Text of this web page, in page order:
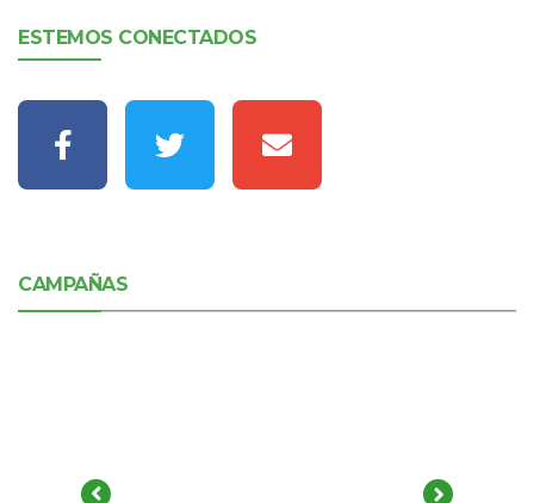
ESTEMOS CONECTADOS
CAMPAÑAS